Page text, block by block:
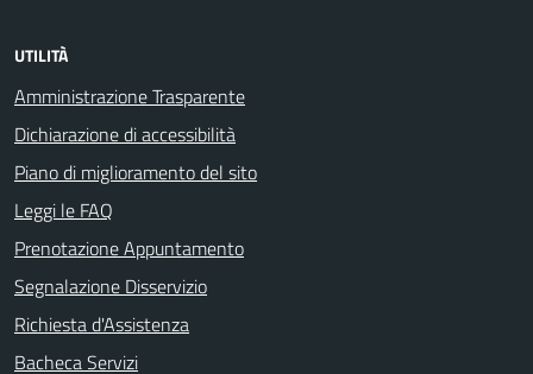
UTILITÀ
Amministrazione Trasparente
Dichiarazione di accessibilità
Piano di miglioramento del sito
Leggi le FAQ
Prenotazione Appuntamento
Segnalazione Disservizio
Richiesta d'Assistenza
Bacheca Servizi